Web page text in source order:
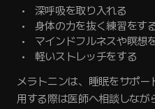
深呼吸を取り入れる
身体の力を抜く練習をす
マインドフルネスや瞑想
軽いストレッチをする
メラトニンは、睡眠をサポ
用する際は医師へ相談しな